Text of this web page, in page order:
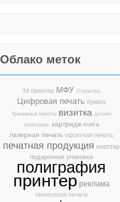
Облако меток
3d принтер МФУ Открытка
Цифровая печать бумага
бумажные пакеты визитка дизайн
календарь картридж книга
лазерная печать офсетная печать
печатная продукция плоттер
подарочная упаковка
полиграфия
принтер реклама
технология печати